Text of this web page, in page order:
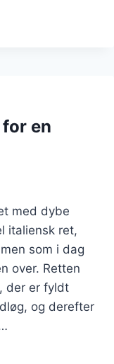
en
med dybe
italiensk ret,
som i dag
over. Retten
der er fyldt
og derefter